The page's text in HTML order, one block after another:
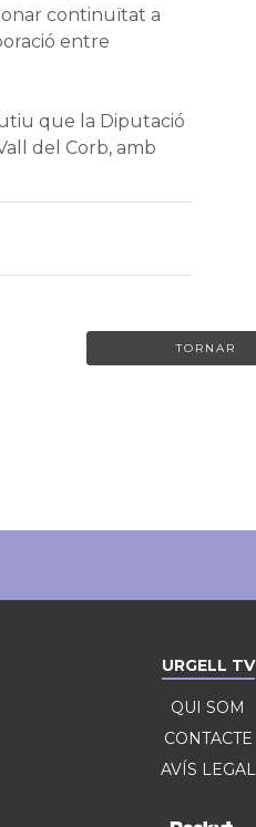
continuïtat a
entre
que la Diputació
del Corb, amb
TORNAR
URGELL TV
QUI SOM
CONTACTE
AVÍS LEGAL